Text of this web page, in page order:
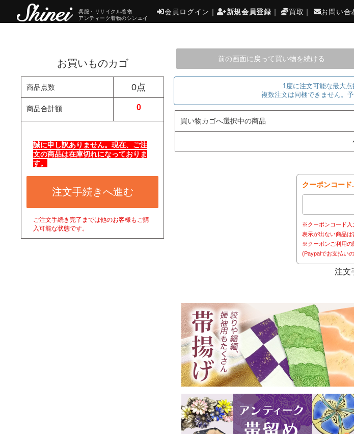
呉服・リサイクル着物
アンティーク着物のシンエイ
会員ログイン ｜ 新規会員登録 ｜ 買取 ｜ お問い合
お買いものカゴ
商品点数 0点
商品合計額 0
誠に申し訳ありません。現在、ご注
文の商品は在庫切れになっておりま
す。
注文手続きへ進む
ご注文手続き完了までは他のお客様もご購
入可能な状態です。
前の画面に戻って買い物を続ける
1度に注文可能な最大点
複数注文は同梱できません。
買い物カゴへ選択中の商品
クーポンコード.
※クーポンコード入
表示が出ない商品は
※クーポンご利用の
(Paypalでお支払い
注文